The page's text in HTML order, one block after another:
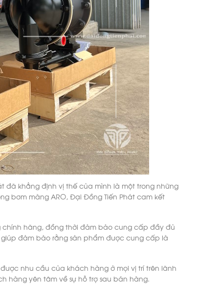
đã khẳng định vị thế của mình là một trong những
bơm màng ARO, Đại Đồng Tiến Phát cam kết
hãng, đồng thời đảm bảo cung cấp đầy đủ
đảm bảo rằng sản phẩm được cung cấp là
nhu cầu của khách hàng ở mọi vị trí trên lãnh
hàng yên tâm về sự hỗ trợ sau bán hàng.